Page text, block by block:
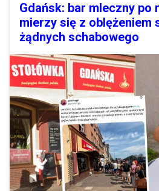
Gdańsk: bar mleczny po
mierzy się z oblężeniem
żądnych schabowego